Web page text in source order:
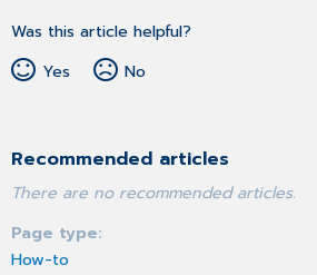
Was this article helpful?
Yes
No
Recommended articles
There are no recommended articles.
Page type
How-to